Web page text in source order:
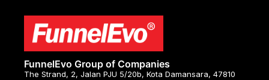
FunnelEvo Group of Companies
The Strand, 2, Jalan PJU 5/20b, Kota Damansara, 47810